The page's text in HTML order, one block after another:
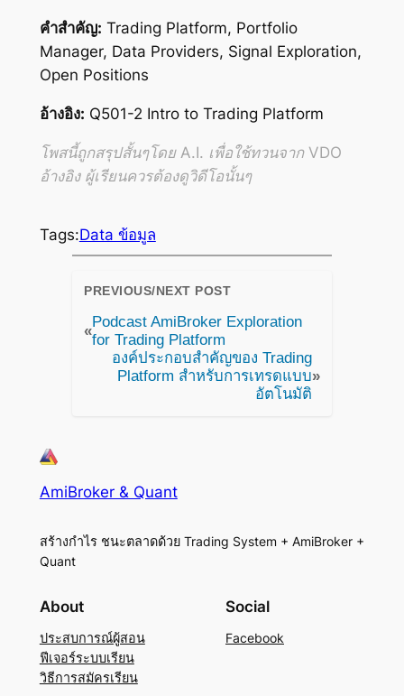
คำสำคัญ: Trading Platform, Portfolio
Manager, Data Providers, Signal Exploration,
Open Positions
อ้างอิง: Q501-2 Intro to Trading Platform
โพสนี้ถูกสรุปสั้นๆโดย A.I. เพื่อใช้ทวนจาก VDO
อ้างอิง ผู้เรียนควรต้องดูวิดีโอนั้นๆ
Tags:Data ข้อมูล
PREVIOUS/NEXT POST
«
Podcast AmiBroker Exploration
for Trading Platform
องค์ประกอบสำคัญของ Trading
Platform สำหรับการเทรดแบบ
อัตโนมัติ
»
AmiBroker & Quant
สร้างกำไร ชนะตลาดด้วย Trading System + AmiBroker +
Quant
About
ประสบการณ์ผู้สอน
ฟีเจอร์ระบบเรียน
วิธีการสมัครเรียน
Social
Facebook